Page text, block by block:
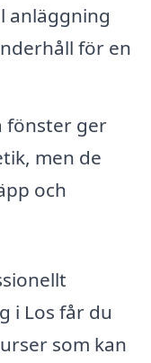
anläggning
för en
fönster ger
men de
och
i Los får du
som kan